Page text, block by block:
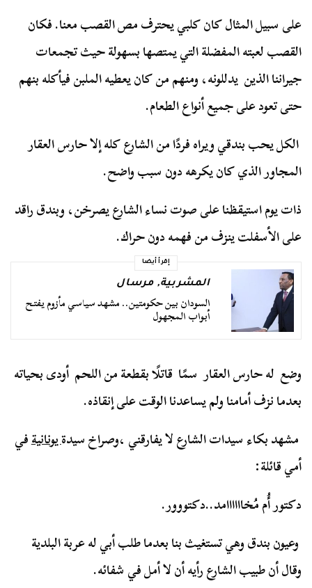
على سبيل المثال كان كلبي يحترف مص القصب معنا. فكان
القصب لعبته المفضلة التي يمتصها بسهولة حيث تجمعات
جيراننا الذين يدللونه، ومنهم من كان يعطيه الملبن فيأكله بنهم
حتى تعود على جميع أنواع الطعام.
الكل يحب بندقي ويراه فردًا من الشارع كله إلا حارس العقار
المجاور الذي كان يكرهه دون سبب واضح.
ذات يوم استيقظنا على صوت نساء الشارع يصرخن، وبندق راقد
على الأسفلت ينزف من فهمه دون حراك.
إقرأ أيضا
المشربية,مرسال
السودان بين حكومتين.. مشهد سياسي مأزوم يفتح
أبواب المجهول
وضع له حارس العقار سمًا قاتلًا بقطعة من اللحم أودى بحياته
بعدما نزف أمامنا ولم يساعدنا الوقت على إنقاذه.
مشهد بكاء سيدات الشارع لا يفارقني ،وصراخ سيدةيونانيةفي
أمي قائلة:
دكتور أُم مُخاااااامد..دكتووور.
وعيون بندق وهي تستغيث بنا بعدما طلب أبي له عربة البلدية
وقال أن طبيب الشارع رأيه أن لا أمل في شفائه.